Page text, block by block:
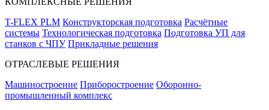
T-FLEX PLM Конструкторская подготовка Расчётные
системы Технологическая подготовка Подготовка УП для
станков с ЧПУ Прикладные решения
ОТРАСЛЕВЫЕ РЕШЕНИЯ
Машиностроение Приборостроение Оборонно-
промышленный комплекс